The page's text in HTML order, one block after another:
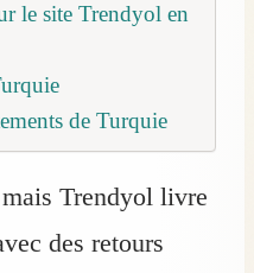
le site Trendyol en
de Turquie
Trendyol livre
des retours